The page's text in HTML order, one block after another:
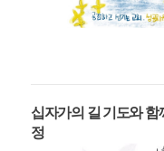
십자가의 길 기도와 함
정